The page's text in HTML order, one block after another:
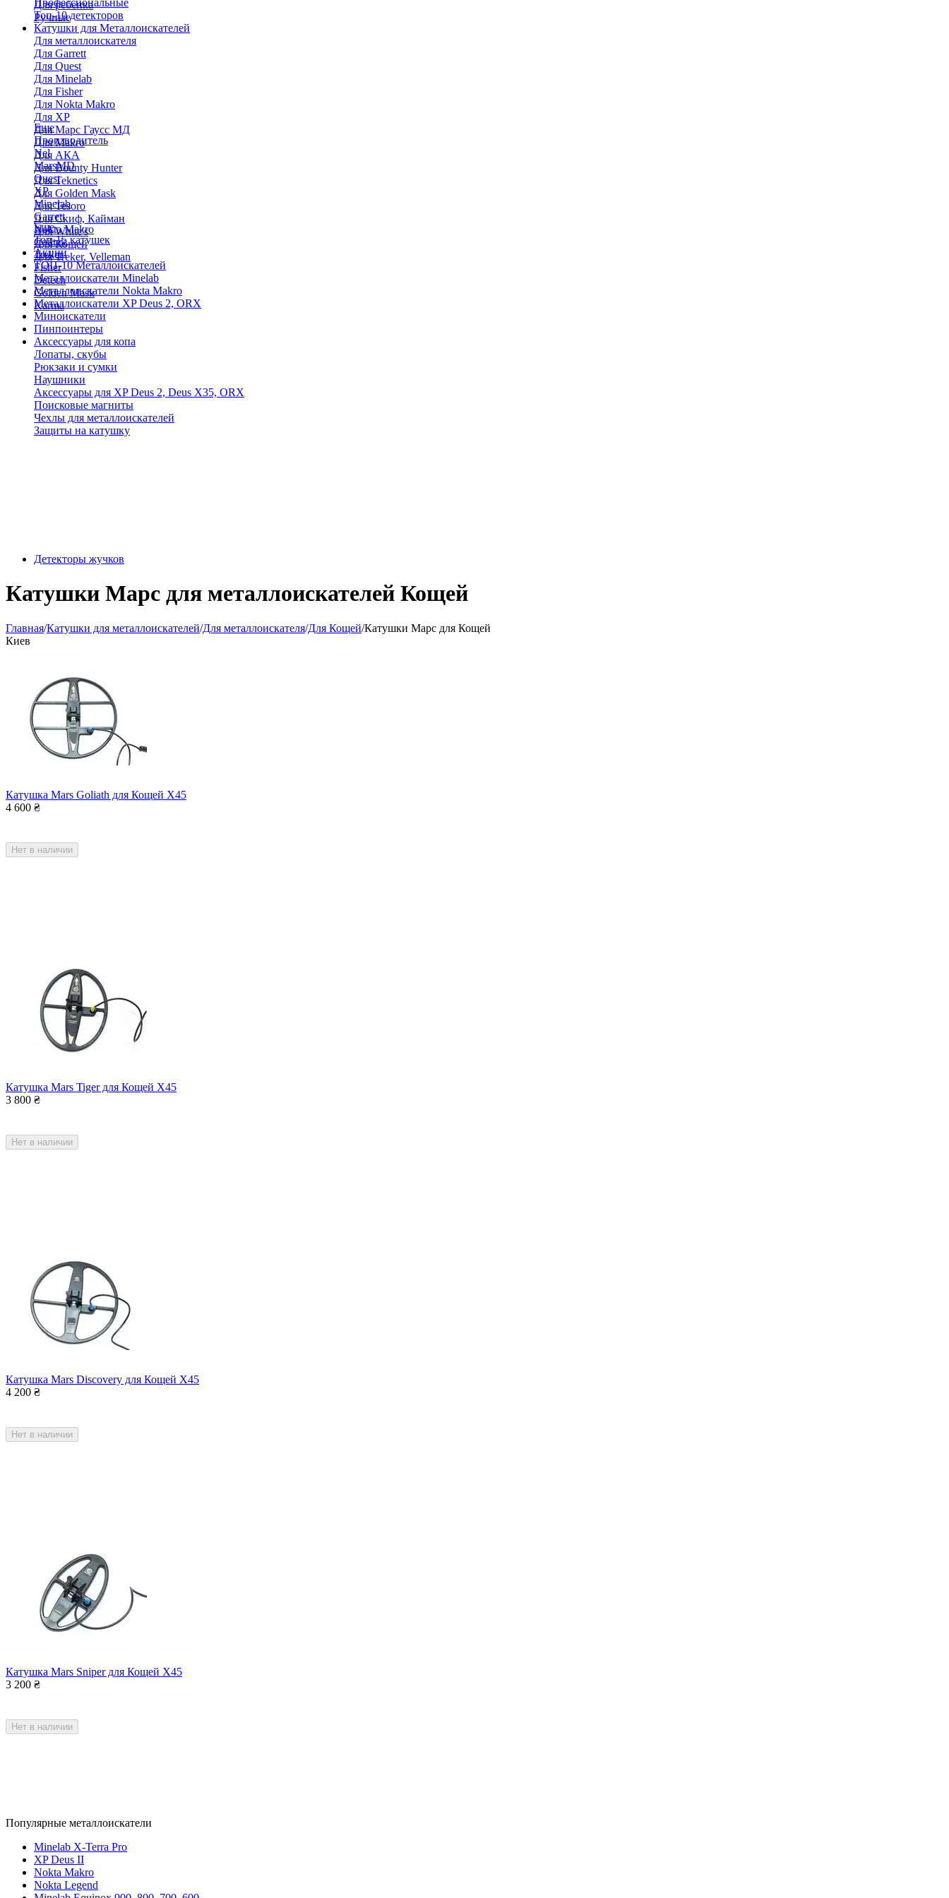
Для ребенка
Ручные
Профессиональные
Топ-10 детекторов
Катушки для Металлоискателей
Для металлоискателя
Для Garrett
Для Quest
Для Minelab
Для Fisher
Для Nokta Makro
Для XP
Для Марс Гаусс МД
Для Makro
Для АКА
Для Bounty Hunter
Для Teknetics
Для Golden Mask
Для Tesoro
Для Скиф, Кайман
Для White's
Для Кощей
Для Treker, Velleman
Еще
Производитель
Nel
MarsMD
Quest
XP
Minelab
Garrett
Nokta Makro
Coiltek
Treker
Fisher
Detech
Golden Mask
Karma
Еще
Топ-15 катушек
Акции
ТОП-10 Металлоискателей
Металлоискатели Minelab
Металлоискатели Nokta Makro
Металлоискатели XP Deus 2, ORX
Миноискатели
Пинпоинтеры
Аксессуары для копа
Лопаты, скубы
Рюкзаки и сумки
Наушники
Аксессуары для XP Deus 2, Deus X35, ORX
Поисковые магниты
Чехлы для металлоискателей
Защиты на катушку
Детекторы жучков
Катушки Марс для металлоискателей Кощей
Главная/Катушки для металлоискателей/Для металлоискателя/Для Кощей/Катушки Марс для Кощей
Киев
Катушка Mars Goliath для Кощей Х45
4 600 ₴
Нет в наличии
Катушка Mars Tiger для Кощей Х45
3 800 ₴
Нет в наличии
Катушка Mars Discovery для Кощей Х45
4 200 ₴
Нет в наличии
Катушка Mars Sniper для Кощей Х45
3 200 ₴
Нет в наличии
Популярные металлоискатели
Minelab X-Terra Pro
XP Deus II
Nokta Makro
Nokta Legend